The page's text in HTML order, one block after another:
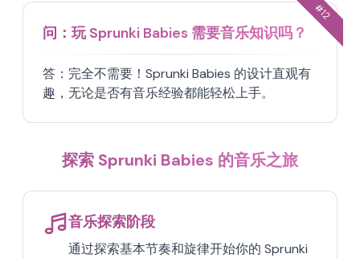
#
12
问： 玩 Sprunki Babies 需要音乐知识吗？
答： 完全不需要！Sprunki Babies 的设计直观有
趣，无论是否有音乐经验都能轻松上手。
探索 Sprunki Babies 的音乐之旅
音乐探索阶段
通过探索基本节奏和旋律开始你的 Sprunki